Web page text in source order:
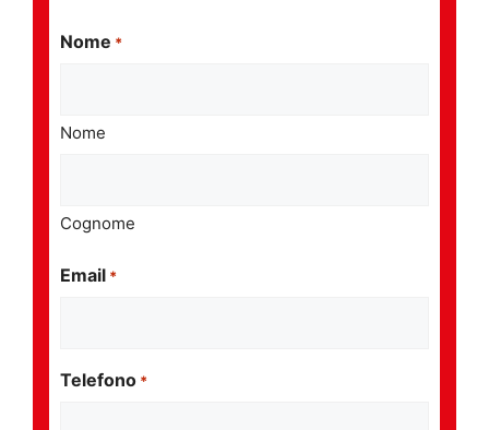
Nome *
Nome
Cognome
Email *
Telefono *